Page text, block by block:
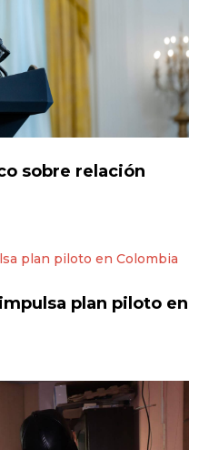
sobre relación
plan piloto en